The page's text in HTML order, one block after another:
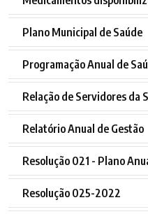
Plano Municipal de Saúde
Programação Anual de
Relação de Servidores da
Relatório Anual de Gestão
Resolução 021 - Plano
Resolução 025-2022